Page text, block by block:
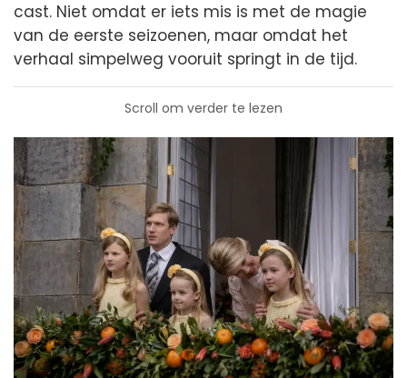
cast. Niet omdat er iets mis is met de magie
van de eerste seizoenen, maar omdat het
verhaal simpelweg vooruit springt in de tijd.
Scroll om verder te lezen